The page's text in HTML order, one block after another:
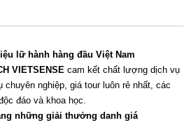
lữ hành hàng đầu Việt Nam
VIETSENSE cam kết chất lượng dịch vụ
chuyên nghiệp, giá tour luôn rẻ nhất, các
đáo và khoa học.
những giải thưởng danh giá